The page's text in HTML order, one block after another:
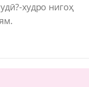
худро нигоҳ